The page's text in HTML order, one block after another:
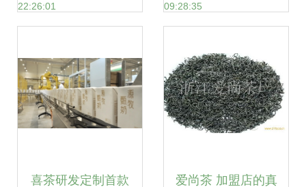
22:26:01
09:28:35
喜茶研发定制首款 爱尚茶 加盟店的真